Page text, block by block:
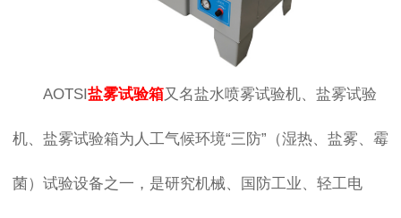
AOTSI盐雾试验箱又名盐水喷雾试验机、盐雾试验
机、盐雾试验箱为人工气候环境“三防”（湿热、盐雾、霉
菌）试验设备之一，是研究机械、国防工业、轻工电